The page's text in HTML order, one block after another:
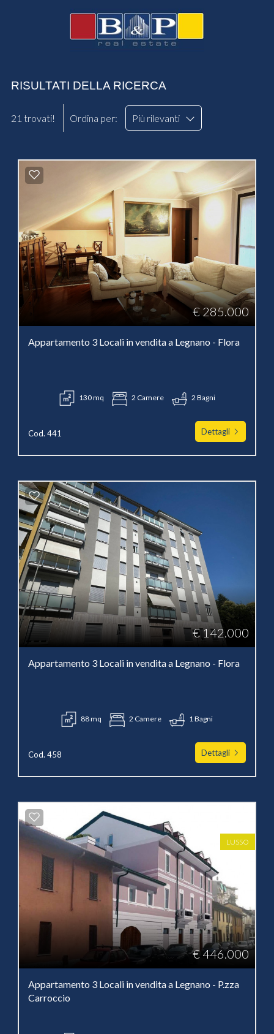
RISULTATI DELLA RICERCA
21 trovati! Ordina per: Più rilevanti
€ 285.000
Appartamento 3 Locali in vendita a Legnano - Flora
130 mq 2 Camere 2 Bagni
Cod. 441 Dettagli
€ 142.000
Appartamento 3 Locali in vendita a Legnano - Flora
88 mq 2 Camere 1 Bagni
Cod. 458 Dettagli
LUSSO
€ 446.000
Appartamento 3 Locali in vendita a Legnano - P.zza
Carroccio